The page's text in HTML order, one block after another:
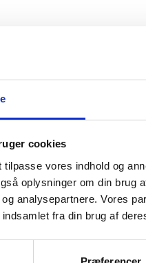
cookies
tilpasse vores indhold og
oplysninger om din brug
analysepartnere. Vores
fra din brug af